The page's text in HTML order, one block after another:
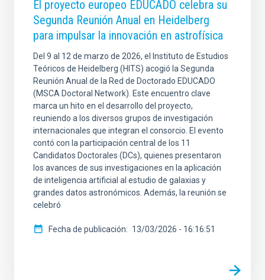
El proyecto europeo EDUCADO celebra su
Segunda Reunión Anual en Heidelberg
para impulsar la innovación en astrofísica
Del 9 al 12 de marzo de 2026, el Instituto de Estudios
Teóricos de Heidelberg (HITS) acogió la Segunda
Reunión Anual de la Red de Doctorado EDUCADO
(MSCA Doctoral Network). Este encuentro clave
marca un hito en el desarrollo del proyecto,
reuniendo a los diversos grupos de investigación
internacionales que integran el consorcio. El evento
contó con la participación central de los 11
Candidatos Doctorales (DCs), quienes presentaron
los avances de sus investigaciones en la aplicación
de inteligencia artificial al estudio de galaxias y
grandes datos astronómicos. Además, la reunión se
celebró
Fecha de publicación 13/03/2026 - 16:16:51